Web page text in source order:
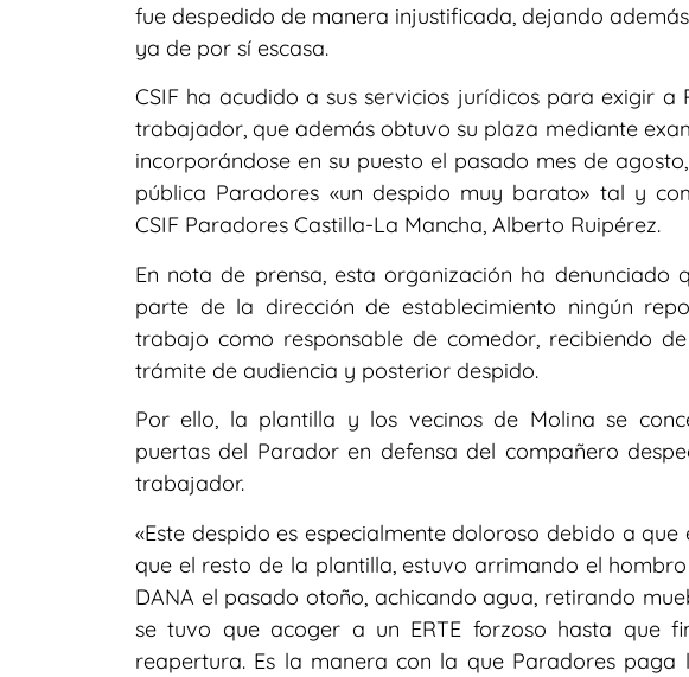
fue despedido de manera injustificada, dejando
ya de por sí escasa.
CSIF ha acudido a sus servicios jurídicos para exigir
trabajador, que además obtuvo su plaza mediante
incorporándose en su puesto el pasado mes de
pública Paradores «un despido muy barato» tal y
CSIF Paradores Castilla-La Mancha, Alberto Ruipérez.
En nota de prensa, esta organización ha
parte de la dirección de establecimiento ningún
trabajo como responsable de comedor, recibiendo
trámite de audiencia y posterior despido.
Por ello, la plantilla y los vecinos de Molina se
puertas del Parador en defensa del compañero
trabajador.
«Este despido es especialmente doloroso debido a
que el resto de la plantilla, estuvo arrimando el
DANA el pasado otoño, achicando agua, retirando
se tuvo que acoger a un ERTE forzoso hasta que
reapertura. Es la manera con la que Paradores paga